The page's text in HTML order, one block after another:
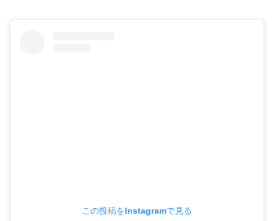
この投稿をInstagramで見る